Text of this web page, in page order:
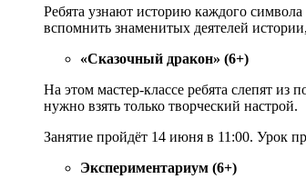
Ребята узнают историю каждого
вспомнить знаменитых деятелей
«Сказочный дракон» (6+)
На этом мастер-классе ребята слепят
нужно взять только творческий настрой.
Занятие пройдёт 14 июня в 11:00. Урок
Экспериментариум (6+)